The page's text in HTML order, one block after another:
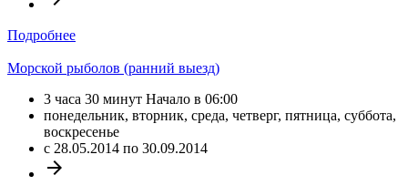
Подробнее
Морской рыболов (ранний выезд)
3 часа 30 минут Начало в 06:00
понедельник, вторник, среда, четверг, пятница, суббота,
воскресенье
c 28.05.2014 по 30.09.2014
arrow_forward